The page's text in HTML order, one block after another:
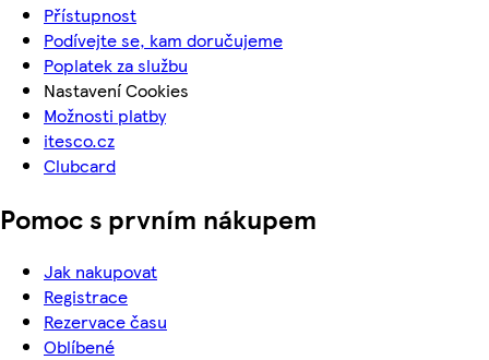
Přístupnost
Podívejte se, kam doručujeme
Poplatek za službu
Nastavení Cookies
Možnosti platby
itesco.cz
Clubcard
Pomoc s prvním nákupem
Jak nakupovat
Registrace
Rezervace času
Oblíbené